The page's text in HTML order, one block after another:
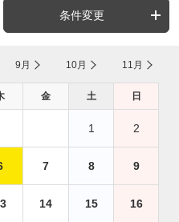
条件変更
9月 10月 11月
金 土 日
1 2
7 8 9
14 15 16